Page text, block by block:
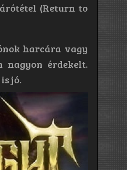
(Return to
harcára vagy
nagyon érdekelt.
jó.